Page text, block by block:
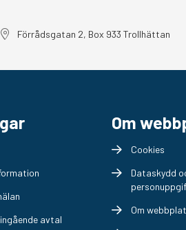
Förrådsgatan 2, Box 933 Trollhättan
avtal
Om
Cookies
Dataskydd
Om